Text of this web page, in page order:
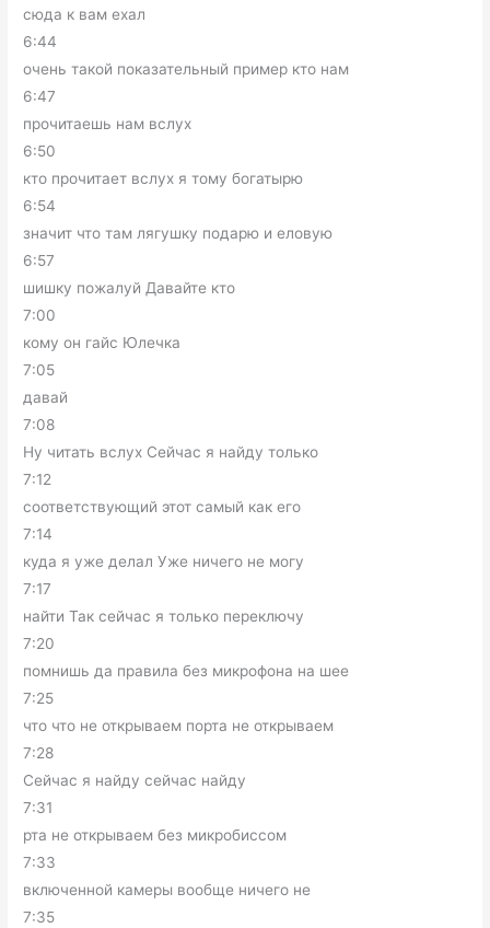
сюда к вам ехал
6:44
очень такой показательный пример кто нам
6:47
прочитаешь нам вслух
6:50
кто прочитает вслух я тому богатырю
6:54
значит что там лягушку подарю и еловую
6:57
шишку пожалуй Давайте кто
7:00
кому он гайс Юлечка
7:05
давай
7:08
Ну читать вслух Сейчас я найду только
7:12
соответствующий этот самый как его
7:14
куда я уже делал Уже ничего не могу
7:17
найти Так сейчас я только переключу
7:20
помнишь да правила без микрофона на шее
7:25
что что не открываем порта не открываем
7:28
Сейчас я найду сейчас найду
7:31
рта не открываем без микробиссом
7:33
включенной камеры вообще ничего не
7:35